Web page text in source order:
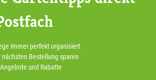
immer perfekt organisiert
nächsten Bestellung sparen
und Rabatte